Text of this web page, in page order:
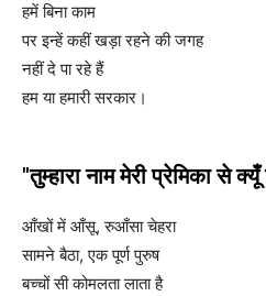
हमें बिना काम
पर इन्हें कहीं खड़ा रहने की जगह
नहीं दे पा रहे हैं
हम या हमारी सरकार।
"तुम्हारा नाम मेरी प्रेमिका से
आँखों में आँसू, रुआँसा चेहरा
सामने बैठा, एक पूर्ण पुरुष
बच्चों सी कोमलता लाता है